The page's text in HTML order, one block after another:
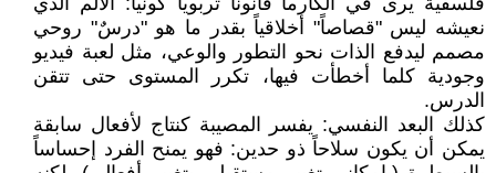
نعيشه ليس "قصاصاً" أخلاقياً بقدر ما هو "درسٌ" روحي
مصمم ليدفع الذات نحو التطور والوعي، مثل لعبة فيديو
وجودية كلما أخطأت فيها، تكرر المستوى حتى تتقن
الدرس.
كذلك البعد النفسي: يفسر المصيبة كنتاج لأفعال سابقة
يمكن أن يكون سلاحاً ذو حدين: فهو يمنح الفرد إحساساً